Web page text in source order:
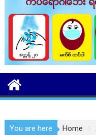
You are here Home